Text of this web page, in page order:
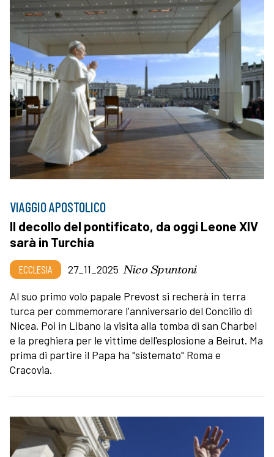
VIAGGIO APOSTOLICO
Il decollo del pontificato, da oggi Leone XIV
sarà in Turchia
ECCLESIA 27_11_2025 Nico Spuntoni
Al suo primo volo papale Prevost si recherà in terra
turca per commemorare l'anniversario del Concilio di
Nicea. Poi in Libano la visita alla tomba di san Charbel
e la preghiera per le vittime dell'esplosione a Beirut. Ma
prima di partire il Papa ha "sistemato" Roma e
Cracovia.